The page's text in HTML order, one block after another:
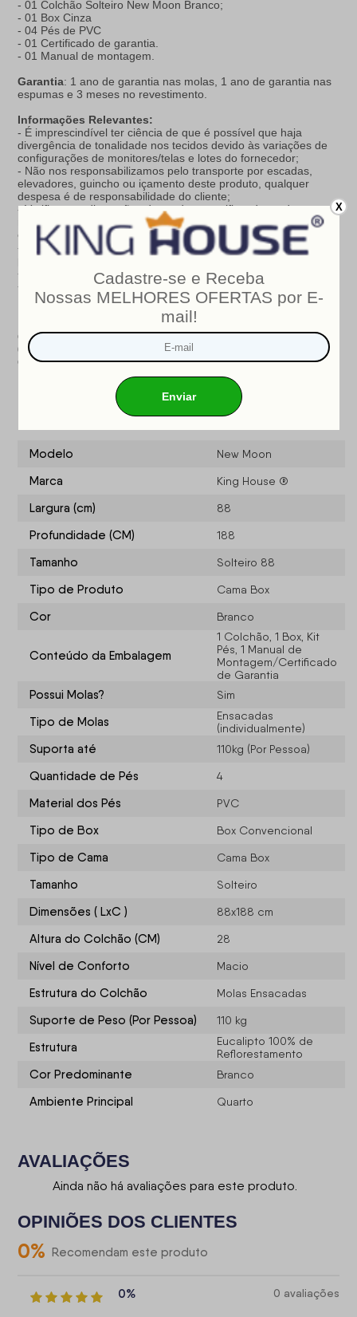
- 01 Colchão Solteiro New Moon Branco;
- 01 Box Cinza
- 04 Pés de PVC
- 01 Certificado de garantia.
- 01 Manual de montagem.
Garantia: 1 ano de garantia nas molas, 1 ano de garantia nas
espumas e 3 meses no revestimento.
Informações Relevantes:
- É imprescindível ter ciência de que é possível que haja
divergência de tonalidade nos tecidos devido às variações de
configurações de monitores/telas e lotes do fornecedor;
- Não nos responsabilizamos pelo transporte por escadas,
elevadores, guincho ou içamento deste produto, qualquer
despesa é de responsabilidade do cliente;
- Verifique as dimensões do produto, certificando-se de que o
mesmo possa ser transportado por portas, corredores e
elevadores;
- Os objetos que decoram a imagem, não acompanham o
- Não nos responsabilizamos pela instalação e montagem;
- Prestamos assistência somente por defeitos de fabricação.
Nosso produto é certificado pelo INMETRO
CERTIFICADO DE CONFORMIDADE NÚMERO:07424-001-
02/2019
OCP: 003
Especificações do produto
Modelo New Moon
Marca King House ®
Largura (cm) 88
Profundidade (CM) 188
Tamanho Solteiro 88
Tipo de Produto Cama Box
Cor Branco
Conteúdo da Embalagem
1 Colchão, 1 Box, Kit
Pés, 1 Manual de
Montagem/Certificado
de Garantia
Possui Molas? Sim
Tipo de Molas
Ensacadas
(individualmente)
Suporta até 110kg (Por Pessoa)
Quantidade de Pés 4
Material dos Pés PVC
Tipo de Box Box Convencional
Tipo de Cama Cama Box
Tamanho Solteiro
Dimensões ( LxC ) 88x188 cm
Altura do Colchão (CM) 28
Nível de Conforto Macio
Estrutura do Colchão Molas Ensacadas
Suporte de Peso (Por Pessoa) 110 kg
Estrutura
Eucalipto 100% de
Reflorestamento
Cor Predominante Branco
Ambiente Principal Quarto
AVALIAÇÕES
Ainda não há avaliações para este produto.
OPINIÕES DOS CLIENTES
0% Recomendam este produto
0% 0 avaliações
X